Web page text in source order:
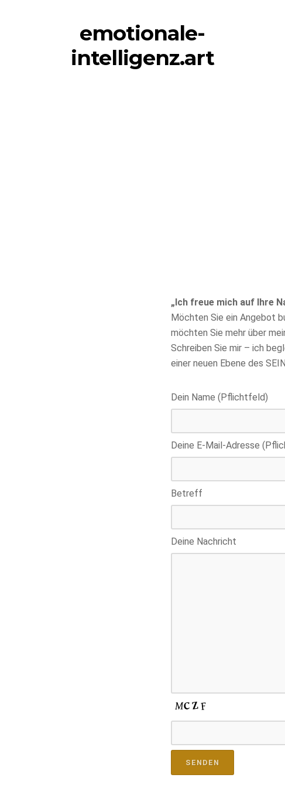
emotionale-
intelligenz.art
„Ich freue mich auf Ihre
Möchten Sie ein Angebot
möchten Sie mehr über
Schreiben Sie mir – ich
einer neuen Ebene des
Dein Name (Pflichtfeld)
Deine E-Mail-Adresse
Betreff
Deine Nachricht